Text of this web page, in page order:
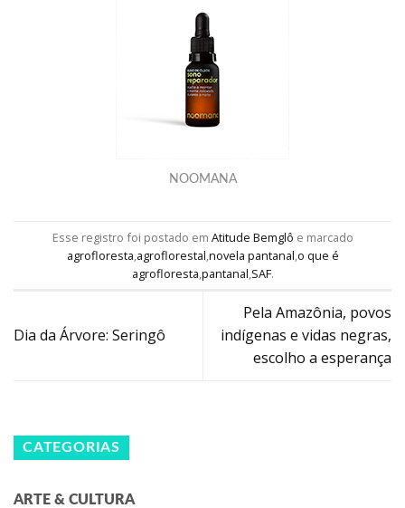
NOOMANA
Esse registro foi postado em Atitude Bemglô e marcado
agrofloresta,agroflorestal,novela pantanal,o que é
agrofloresta,pantanal,SAF.
Dia da Árvore: Seringô
Pela Amazônia, povos
indígenas e vidas negras,
escolho a esperança
CATEGORIAS
ARTE & CULTURA